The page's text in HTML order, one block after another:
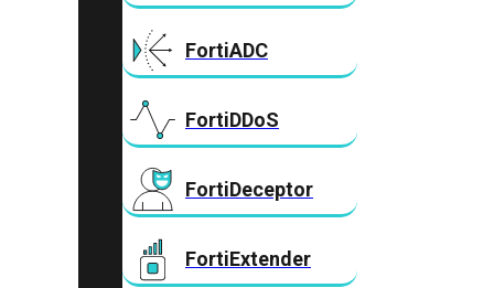
FortiADC
FortiDDoS
FortiDeceptor
FortiExtender